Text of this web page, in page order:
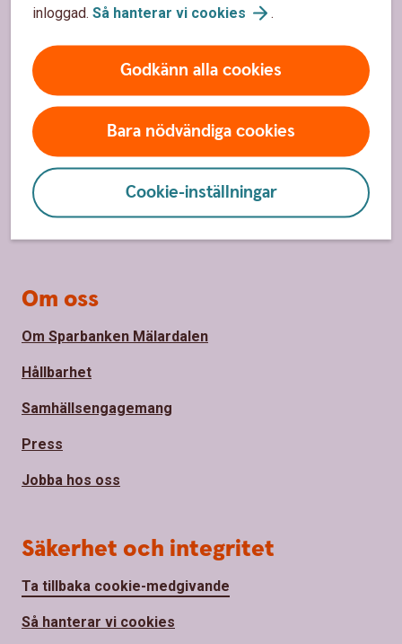
inloggad. Så hanterar vi cookies .
Godkänn alla cookies
Bara nödvändiga cookies
Cookie-inställningar
Sidfot
Hitta snabbt
Kontakt
Spärrhjälp
Hitta bankkontor
Bli kund
Om oss
Om Sparbanken Mälardalen
Hållbarhet
Samhällsengagemang
Press
Jobba hos oss
Säkerhet och integritet
Ta tillbaka cookie-medgivande
Så hanterar vi cookies